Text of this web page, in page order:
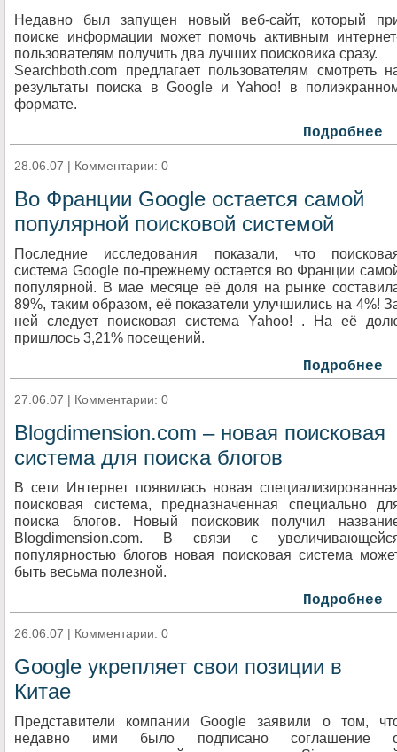
Недавно был запущен новый веб-сайт, который
поиске информации может помочь активным
пользователям получить два лучших поисковика сразу.
Searchboth.com предлагает пользователям смотреть
результаты поиска в Google и Yahoo! в
формате.
Подробнее
28.06.07 | Комментарии: 0
Во Франции Google остается самой
популярной поисковой системой
Последние исследования показали, что
система Google по-прежнему остается во Франции
популярной. В мае месяце её доля на рынке
89%, таким образом, её показатели улучшились на 4%!
ней следует поисковая система Yahoo! . На её
пришлось 3,21% посещений.
Подробнее
27.06.07 | Комментарии: 0
Blogdimension.com – новая поисковая
система для поиска блогов
В сети Интернет появилась новая
поисковая система, предназначенная специально
поиска блогов. Новый поисковик получил
Blogdimension.com. В связи с
популярностью блогов новая поисковая система
быть весьма полезной.
Подробнее
26.06.07 | Комментарии: 0
Google укрепляет свои позиции в
Китае
Представители компании Google заявили о том,
недавно ими было подписано соглашение